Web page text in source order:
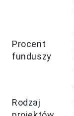
Procent
funduszy
Rodzaj